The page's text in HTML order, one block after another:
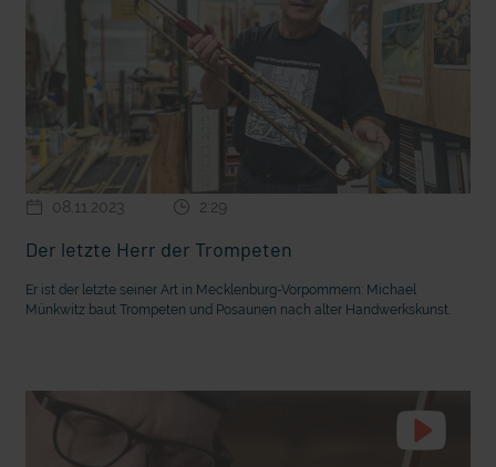
08.11.2023 2:29
Der letzte Herr der Trompeten
Er ist der letzte seiner Art in Mecklenburg-Vorpommern: Michael
Münkwitz baut Trompeten und Posaunen nach alter Handwerkskunst.